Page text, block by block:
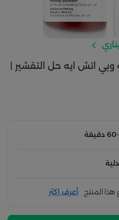
وبي اتش ايه حل التقشير |
هذا المنتج أعرف اكثر